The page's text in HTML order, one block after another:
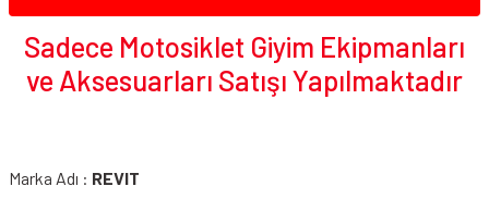
Sadece Motosiklet Giyim Ekipmanları
ve Aksesuarları Satışı Yapılmaktadır
Marka Adı : REVIT